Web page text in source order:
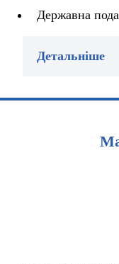
Державна
Детальніше